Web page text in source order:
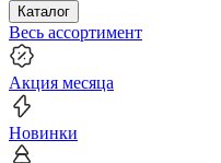
Каталог
Весь ассортимент
Акция месяца
Новинки